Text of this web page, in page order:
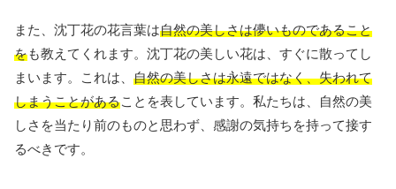
また、沈丁花の花言葉は自然の美しさは儚いものであること
をも教えてくれます。沈丁花の美しい花は、すぐに散ってし
まいます。これは、 自然の美しさは永遠ではなく、失われて
しまうことがあることを表しています。私たちは、自然の美
しさを当たり前のものと思わず、感謝の気持ちを持って接す
るべきです。